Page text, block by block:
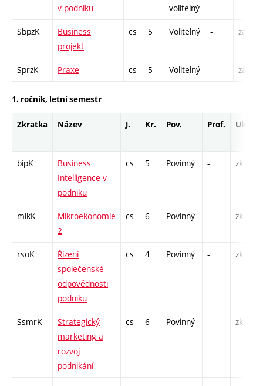
v podniku
volitelný
SbpzK
Business
projekt
cs 5 Volitelný - zá
SprzK Praxe cs 5 Volitelný - zá
1. ročník, letní semestr
Zkratka Název J. Kr. Pov. Prof. Uk.
bipK
Business
Intelligence v
podniku
cs 5 Povinný - zk
mikK
Mikroekonomie
2
cs 6 Povinný - zk
rsoK
Řízení
společenské
odpovědnosti
podniku
cs 4 Povinný - zk
SsmrK
Strategický
marketing a
rozvoj
podnikání
cs 6 Povinný - zk